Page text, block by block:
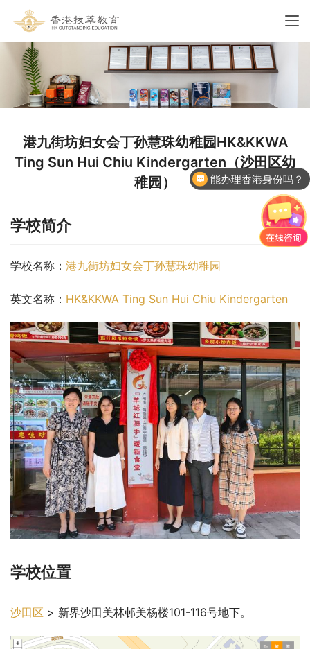
港九街坊妇女会丁孙慧珠幼稚园HK&KKWA
Ting Sun Hui Chiu Kindergarten（沙田区幼
稚园）
学校简介
学校名称： 港九街坊妇女会丁孙慧珠幼稚园
英文名称： HK&KKWA Ting Sun Hui Chiu Kindergarten
学校位置
沙田区 > 新界沙田美林邨美杨楼101-116号地下。
能办理香港身份吗？